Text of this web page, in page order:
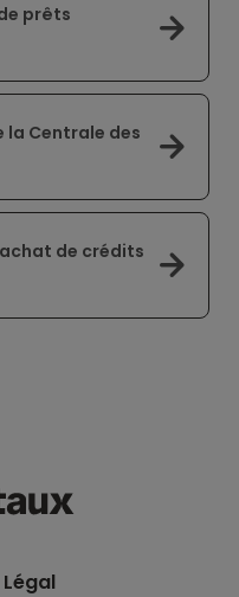
prêts
la Centrale des
de crédits
Légal